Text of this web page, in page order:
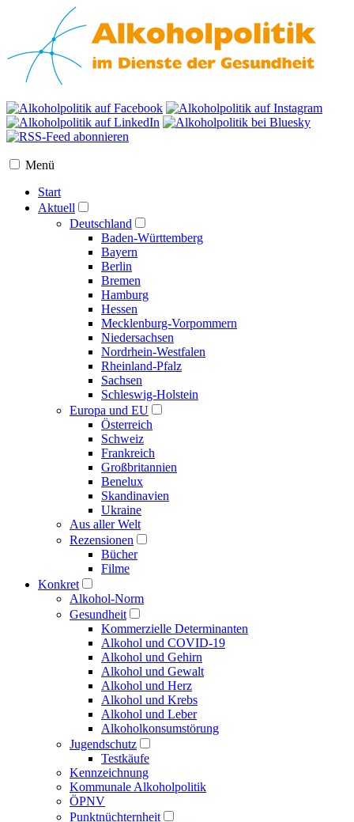
Menü
Start
Aktuell
Deutschland
Baden-Württemberg
Bayern
Berlin
Bremen
Hamburg
Hessen
Mecklenburg-Vorpommern
Niedersachsen
Nordrhein-Westfalen
Rheinland-Pfalz
Sachsen
Schleswig-Holstein
Europa und EU
Österreich
Schweiz
Frankreich
Großbritannien
Benelux
Skandinavien
Ukraine
Aus aller Welt
Rezensionen
Bücher
Filme
Konkret
Alkohol-Norm
Gesundheit
Kommerzielle Determinanten
Alkohol und COVID-19
Alkohol und Gehirn
Alkohol und Gewalt
Alkohol und Herz
Alkohol und Krebs
Alkohol und Leber
Alkoholkonsumstörung
Jugendschutz
Testkäufe
Kennzeichnung
Kommunale Alkoholpolitik
ÖPNV
Punktnüchternheit